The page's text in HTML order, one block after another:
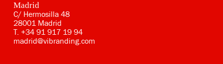
Madrid
C/ Hermosilla 48
28001 Madrid
T. +34 91 917 19 94
madrid@vibranding.com